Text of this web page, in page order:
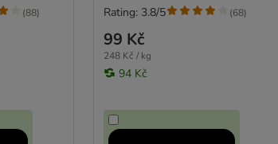
(88)
99 Kč
248 Kč / kg
94 Kč
Rating: 3.8/5 (68)